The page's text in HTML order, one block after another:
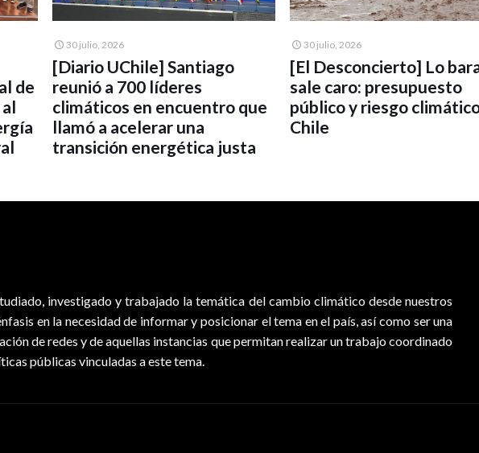
de
30 julio, 2026
[Diario UChile] Santiago
reunió a 700 líderes
climáticos en encuentro que
llamó a acelerar una
transición energética justa
30 julio, 2026
[El Desconcierto] Lo
sale caro: presupuesto
público y riesgo
Chile
investigado y trabajado la temática del cambio climático desde nuestros
en la necesidad de informar y posicionar el tema en el país, así como ser una
de redes y de aquellas instancias que permitan realizar un trabajo coordinado
públicas vinculadas a este tema.